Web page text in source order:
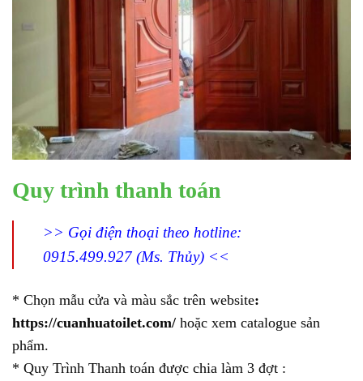
Quy trình thanh toán
>> Gọi điện thoại theo hotline:
0915.499.927 (Ms. Thủy) <<
* Chọn mẫu cửa và màu sắc trên website:
https://cuanhuatoilet.com/ hoặc xem catalogue sản
phẩm.
* Quy Trình Thanh toán được chia làm 3 đợt :